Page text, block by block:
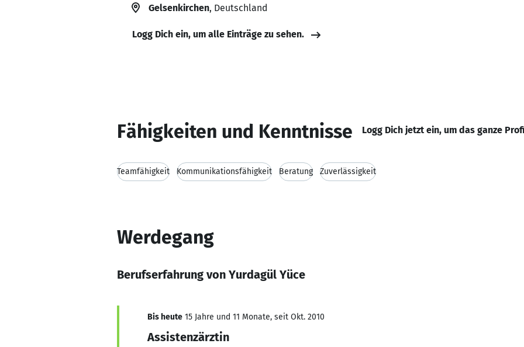
Gelsenkirchen, Deutschland
Logg Dich ein, um alle Einträge zu sehen.
Fähigkeiten und Kenntnisse Logg Dich jetzt ein, um das ganze
Teamfähigkeit Kommunikationsfähigkeit Beratung Zuverlässigkeit
Werdegang
Berufserfahrung von Yurdagül Yüce
Bis heute 15 Jahre und 11 Monate, seit Okt. 2010
Assistenzärztin